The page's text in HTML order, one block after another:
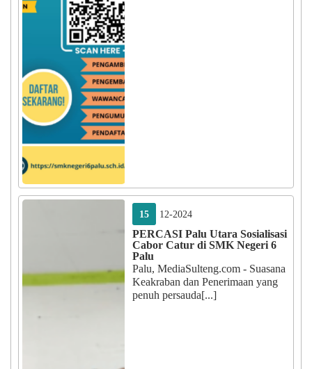
15 12-2024
PERCASI Palu Utara Sosialisasi
Cabor Catur di SMK Negeri 6
Palu
Palu, MediaSulteng.com - Suasana
Keakraban dan Penerimaan yang
penuh persauda[...]